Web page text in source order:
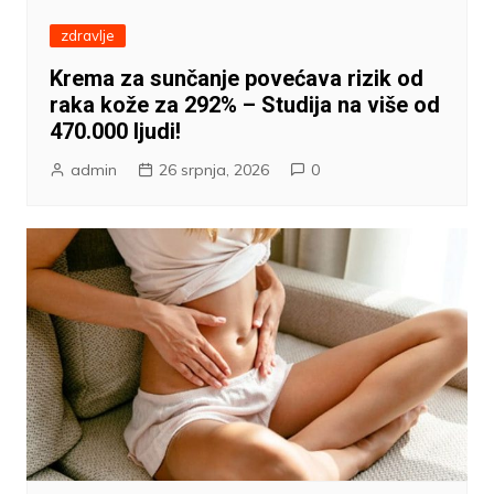
zdravlje
Krema za sunčanje povećava rizik od
raka kože za 292% – Studija na više od
470.000 ljudi!
admin 26 srpnja, 2026 0